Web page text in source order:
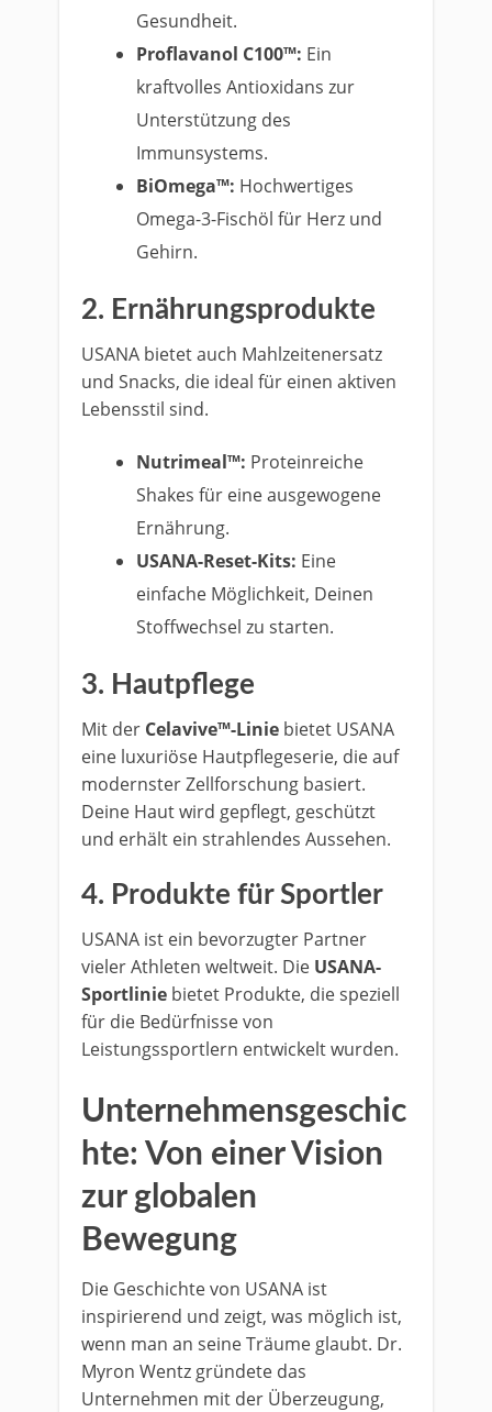
Gesundheit.
Proflavanol C100™: Ein
kraftvolles Antioxidans zur
Unterstützung des
Immunsystems.
BiOmega™: Hochwertiges
Omega-3-Fischöl für Herz und
Gehirn.
2. Ernährungsprodukte
USANA bietet auch Mahlzeitenersatz
und Snacks, die ideal für einen aktiven
Lebensstil sind.
Nutrimeal™: Proteinreiche
Shakes für eine ausgewogene
Ernährung.
USANA-Reset-Kits: Eine
einfache Möglichkeit, Deinen
Stoffwechsel zu starten.
3. Hautpflege
Mit der Celavive™-Linie bietet USANA
eine luxuriöse Hautpflegeserie, die auf
modernster Zellforschung basiert.
Deine Haut wird gepflegt, geschützt
und erhält ein strahlendes Aussehen.
4. Produkte für Sportler
USANA ist ein bevorzugter Partner
vieler Athleten weltweit. Die USANA-
Sportlinie bietet Produkte, die speziell
für die Bedürfnisse von
Leistungssportlern entwickelt wurden.
Unternehmensgeschic
hte: Von einer Vision
zur globalen
Bewegung
Die Geschichte von USANA ist
inspirierend und zeigt, was möglich ist,
wenn man an seine Träume glaubt. Dr.
Myron Wentz gründete das
Unternehmen mit der Überzeugung,